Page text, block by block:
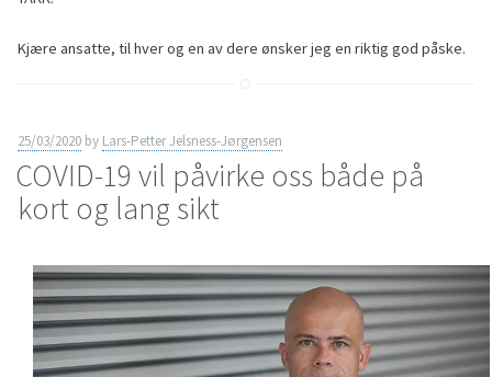
Kjære ansatte, til hver og en av dere ønsker jeg en riktig god påske.
25/03/2020 by Lars-Petter Jelsness-Jørgensen
COVID-19 vil påvirke oss både på
kort og lang sikt